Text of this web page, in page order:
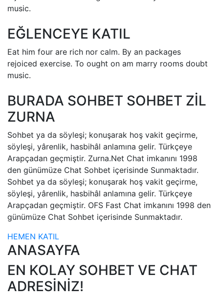
music.
EĞLENCEYE KATIL
Eat him four are rich nor calm. By an packages
rejoiced exercise. To ought on am marry rooms doubt
music.
BURADA SOHBET SOHBET ZİL
ZURNA
Sohbet ya da söyleşi; konuşarak hoş vakit geçirme,
söyleşi, yârenlik, hasbihâl anlamına gelir. Türkçeye
Arapçadan geçmiştir. Zurna.Net Chat imkanını 1998
den günümüze Chat Sohbet içerisinde Sunmaktadır.
Sohbet ya da söyleşi; konuşarak hoş vakit geçirme,
söyleşi, yârenlik, hasbihâl anlamına gelir. Türkçeye
Arapçadan geçmiştir. OFS Fast Chat imkanını 1998 den
günümüze Chat Sohbet içerisinde Sunmaktadır.
HEMEN KATIL
ANASAYFA
EN KOLAY SOHBET VE CHAT
ADRESİNİZ!